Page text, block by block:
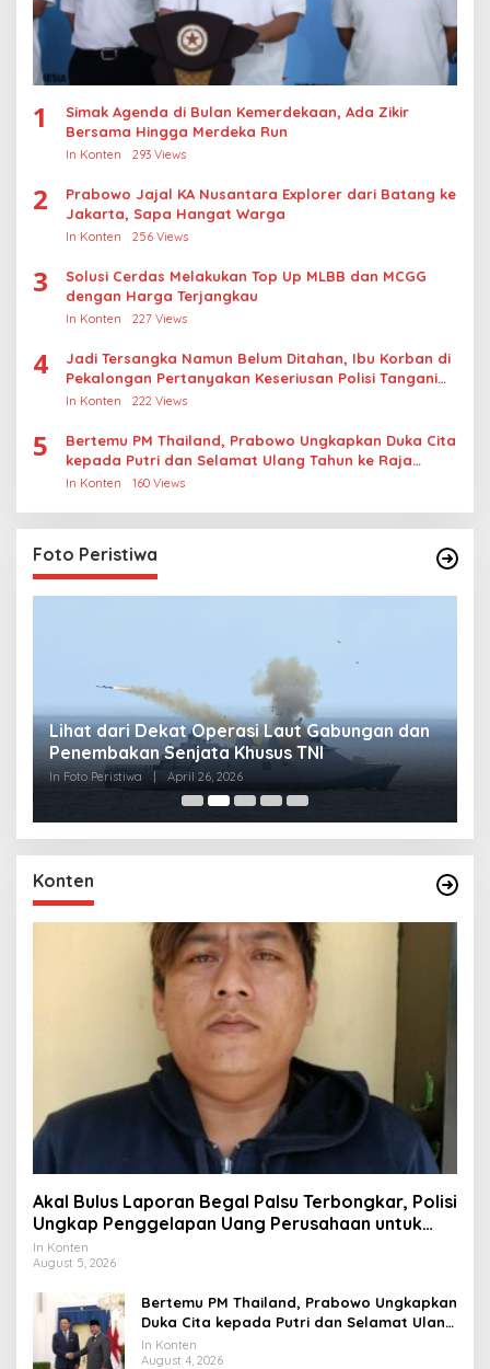
1
Simak Agenda di Bulan Kemerdekaan, Ada Zikir
Bersama Hingga Merdeka Run
In Konten 293 Views
2
Prabowo Jajal KA Nusantara Explorer dari Batang ke
Jakarta, Sapa Hangat Warga
In Konten 256 Views
3
Solusi Cerdas Melakukan Top Up MLBB dan MCGG
dengan Harga Terjangkau
In Konten 227 Views
4
Jadi Tersangka Namun Belum Ditahan, Ibu Korban di
Pekalongan Pertanyakan Keseriusan Polisi Tangani
Kasus Rudapksa Sampai Anaknya Hamil
In Konten 222 Views
5
Bertemu PM Thailand, Prabowo Ungkapkan Duka Cita
kepada Putri dan Selamat Ulang Tahun ke Raja
Thailand
In Konten 160 Views
Foto Peristiwa
Lihat dari Dekat Operasi Laut Gabungan dan
Penembakan Senjata Khusus TNI
In Foto Peristiwa | April 26, 2026
Konten
Akal Bulus Laporan Begal Palsu Terbongkar, Polisi
Ungkap Penggelapan Uang Perusahaan untuk
Crypto
In Konten
August 5, 2026
Bertemu PM Thailand, Prabowo Ungkapkan
Duka Cita kepada Putri dan Selamat Ulang
Tahun ke Raja Thailand
In Konten
August 4, 2026